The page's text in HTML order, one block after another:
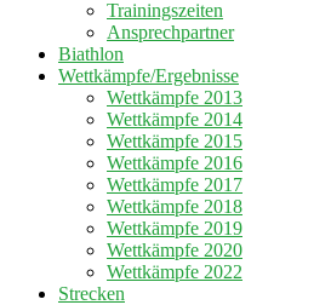
Trainingszeiten
Ansprechpartner
Biathlon
Wettkämpfe/Ergebnisse
Wettkämpfe 2013
Wettkämpfe 2014
Wettkämpfe 2015
Wettkämpfe 2016
Wettkämpfe 2017
Wettkämpfe 2018
Wettkämpfe 2019
Wettkämpfe 2020
Wettkämpfe 2022
Strecken